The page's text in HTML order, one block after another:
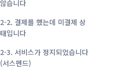
않습니다
2-2. 결제를 했는데 미결제 상
태입니다
2-3. 서비스가 정지되었습니다
(서스펜드)